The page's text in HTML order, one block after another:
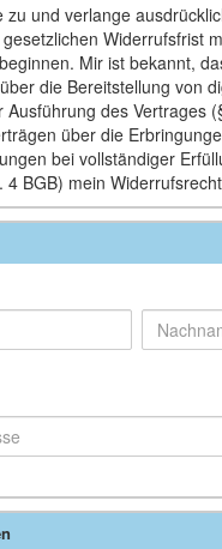
zu und verlange
Widerrufsfrist
Mir ist bekannt,
die Bereitstellung von
Ausführung des Vertrages
über die
bei vollständiger
4 BGB) mein